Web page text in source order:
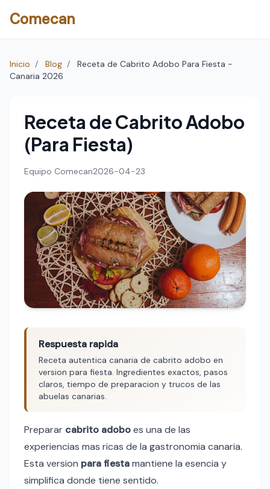
Comecan
Inicio / Blog /
Receta de Cabrito Adobo Para Fiesta -
Canaria 2026
Receta de Cabrito Adobo
(Para Fiesta)
Equipo Comecan2026-04-23
Respuesta rapida
Receta autentica canaria de cabrito adobo en
version para fiesta. Ingredientes exactos, pasos
claros, tiempo de preparacion y trucos de las
abuelas canarias.
Preparar cabrito adoboes una de las
experiencias mas ricas de la gastronomia canaria.
Esta version para fiestamantiene la esencia y
simplifica donde tiene sentido.